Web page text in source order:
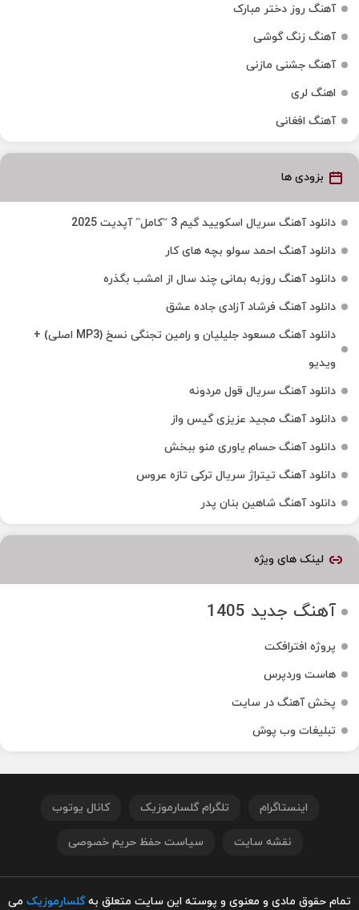
آهنگ روز دختر مبارک
آهنگ زنگ گوشی
آهنگ جشنی مازنی
اهنگ لری
آهنگ افغانی
بزودی ها
دانلود آهنگ سریال اسکویید گیم 3 “کامل” آپدیت 2025
دانلود آهنگ احمد سولو بچه های کار
دانلود آهنگ روزبه بمانی چند سال از امشب بگذره
دانلود آهنگ فرشاد آزادی جاده عشق
دانلود آهنگ مسعود جلیلیان و رامین تجنگی نسخ (MP3 اصلی) +
ویدیو
دانلود آهنگ سریال قول مردونه
دانلود آهنگ مجید عزیزی گیس واز
دانلود آهنگ حسام یاوری منو ببخش
دانلود آهنگ تیتراژ سریال ترکی تازه عروس
دانلود آهنگ شاهین بنان پدر
لینک های ویژه
آهنگ جدید 1405
پروژه افترافکت
هاست وردپرس
پخش آهنگ در سایت
تبلیغات وب پوش
اینستاگرام تلگرام گلسارموزیک کانال یوتوب
نقشه سایت سیاست حفظ حریم خصوصی
تمام حقوق مادی و معنوی و پوسته این سایت متعلق بهگلسارموزیک می